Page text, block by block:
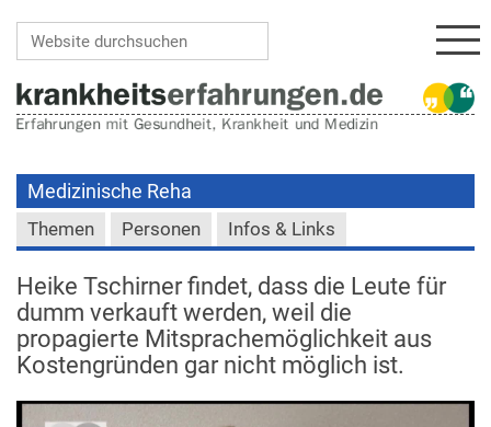
Medizinische Reha
Themen Personen Infos & Links
Heike Tschirner findet, dass die Leute für
dumm verkauft werden, weil die
propagierte Mitsprachemöglichkeit aus
Kostengründen gar nicht möglich ist.